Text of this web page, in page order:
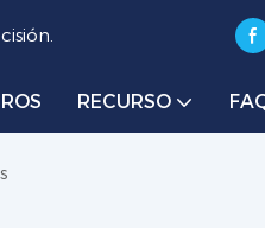
RECURSO